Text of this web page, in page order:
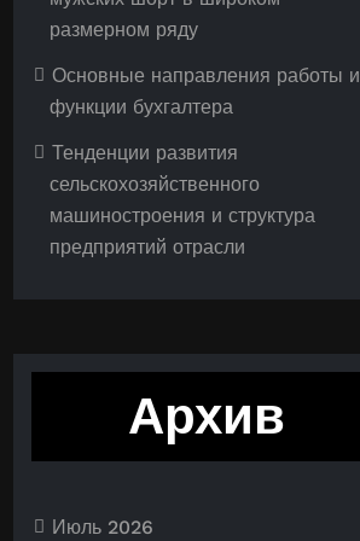
размерном ряду
Основные направления работы и
функции бухгалтера
Тенденции развития
сельскохозяйственного
машиностроения и структура
предприятий отрасли
Архив
Июль 2026